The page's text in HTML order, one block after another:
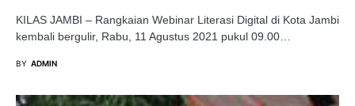
KILAS JAMBI – Rangkaian Webinar Literasi Digital di Kota Jambi
kembali bergulir, Rabu, 11 Agustus 2021 pukul 09.00…
BY ADMIN